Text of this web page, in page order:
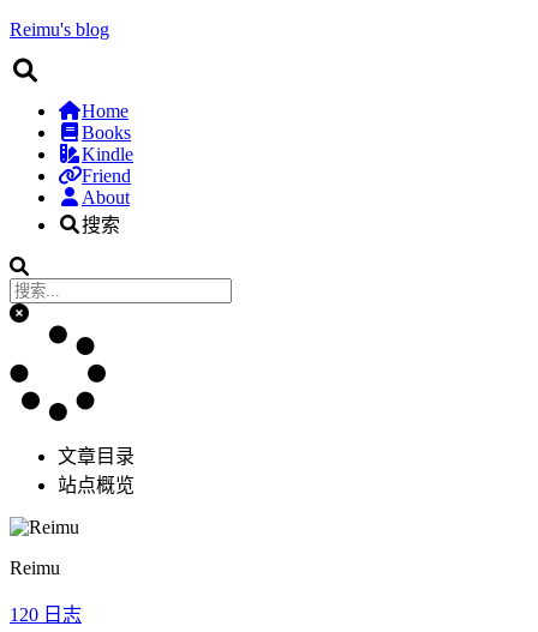
Reimu's blog
Home
Books
Kindle
Friend
About
搜索
文章目录
站点概览
Reimu
120 日志